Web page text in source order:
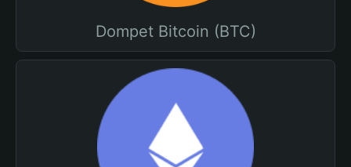
Dompet Bitcoin (BTC)